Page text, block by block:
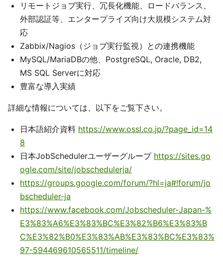
リモートジョブ実行、冗長化機能、ロードバランス、
外部認証等、エンタープライズ向け大規模システム対
応
Zabbix/Nagios（ジョブ実行監視）との連携機能
MySQL/MariaDBの他、PostgreSQL, Oracle, DB2,
MS SQL Serverに対応
豊富な導入実績
詳細な情報については、以下をご覧下さい。
日本語紹介資料 https://www.ossl.co.jp/?page_id=14
8
日本JobSchedulerユーザーグループ https://sites.go
ogle.com/site/jobschedulerja/
https://groups.google.com/forum/?hl=ja#!forum/jo
bscheduler-ja
https://www.facebook.com/Jobscheduler-Japan-%
E3%83%A6%E3%83%BC%E3%82%B6%E3%83%B
C%E3%82%B0%E3%83%AB%E3%83%BC%E3%83%
97-594469610565511/timeline/